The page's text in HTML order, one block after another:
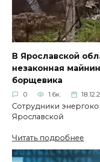
В Ярославской
незаконная
борщевика
0 1.6к.
Сотрудники
Ярославской
Читать подробнее